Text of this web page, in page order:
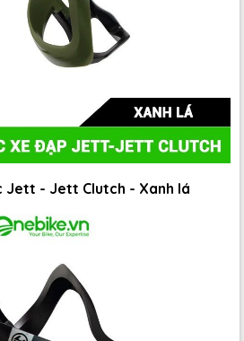
Jett - Jett Clutch - Xanh lá